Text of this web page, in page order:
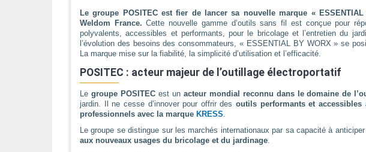
Le groupe POSITEC est fier de lancer sa nouvelle marque « ESSENTIAL
Weldom France.Cette nouvelle gamme d’outils sans fil est conçue pour
polyvalents, accessibles et performants, pour le bricolage et l’entretien du
l’évolution des besoins des consommateurs, « ESSENTIAL BY WORX » se
La marque mise sur la fiabilité, la simplicité d’utilisation et l’efficacité.
POSITEC : acteur majeur de l’outillage électroportatif
Le groupe POSITECest un acteur mondial reconnu dans le domaine de
jardin. Il ne cesse d’innover pour offrir desoutils performants et accessibles
professionnels avec la marque KRESS.
Le groupe se distingue sur les marchés internationaux par sa capacité à
aux nouveaux usages du bricolage et du jardinage.